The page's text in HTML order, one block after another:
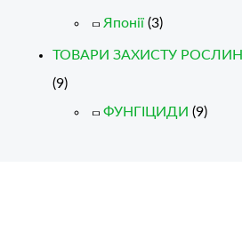
Японії (3)
ТОВАРИ ЗАХИСТУ РОСЛИН
(9)
ФУНГІЦИДИ (9)